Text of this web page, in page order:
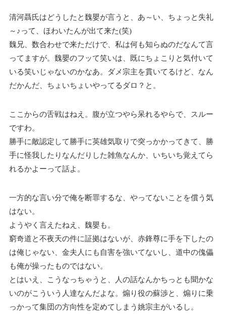
清河聶氏はどうしたと魏嬰が言うと、あ～い、ちょっと失礼
～♪って、ほわいたんが出て来た(笑)
魏兄、数合わせで来ただけで、私は何も知らぬのだなんて言
ってますが。魏嬰のフッて笑いは、既にちょこりと気付いて
いる笑いじゃないのかなあ。ダメ宗主を貫いてるけど、なん
だかんだ、ちょいちょいやってるダロ？と。
ここからの舌戦はねえ。腹が立つやら呆れるやらで、スルー
ですわ。
勝手に敵認定して勝手に英雄気取りで突っかかってきて、勝
手に怪我したりなんだりした雑魚なんか、いちいち覚えてら
れるかよーって話よ。
一方的な言い分で俺を断罪するな、やってないことを償う気
はない。
ようやく言えたねえ、魏嬰も。
窮奇道と不夜天の件に証拠はないが、赤鋒尊に手を下したの
は俺じゃない、金夫人にも自害を強いてないし、道中の傀儡
も俺が操ったものではない。
とはいえ、こうなっちゃうと、人の話なんかちっとも聞かな
いのがこういう人達なんだよな。煽り役の蘇渉と、煽りに乗
っかって集団の方向性を定めてしまう姚宗主がいるし。